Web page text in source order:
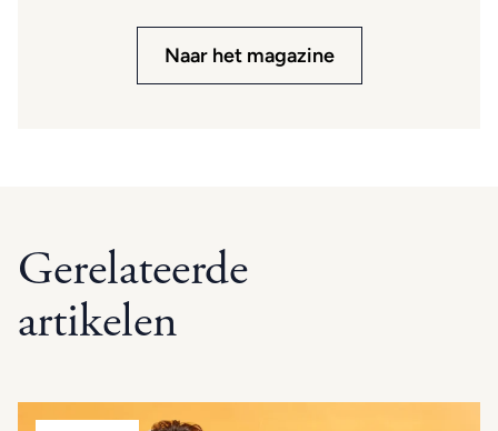
Naar het magazine
Gerelateerde
artikelen